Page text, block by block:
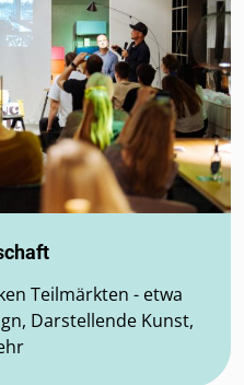
Teilmärkten - etwa
Darstellende Kunst,